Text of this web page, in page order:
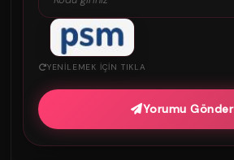
YENILEMEK IÇIN TIKLA
Yorumu Gönder